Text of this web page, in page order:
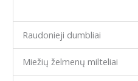
Raudonieji dumbliai
Miežių želmenų milteliai